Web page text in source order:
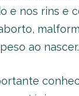
e nos rins e
ao nascer.